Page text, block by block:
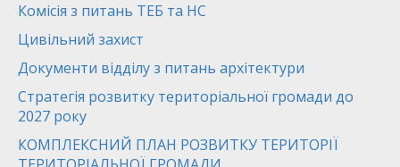
Комісія з питань ТЕБ та НС
Цивільний захист
Документи відділу з питань архітектури
Стратегія розвитку територіальної громади до
2027 року
КОМПЛЕКСНИЙ ПЛАН РОЗВИТКУ ТЕРИТОРІЇ